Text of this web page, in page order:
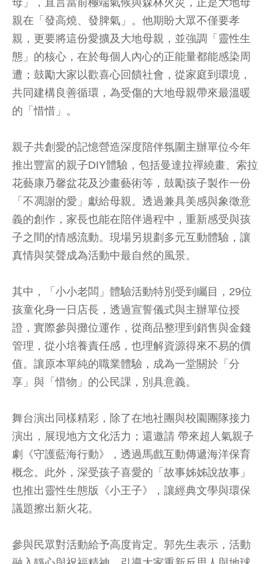
親在「發高燒、發脾氣」。他期盼大眾不僅要孝
親，更要將這份愛擴及大地母親，並強調「靈性生
態」的核心，在於每個人內心的正能量都能感染周
遭；鼓勵大家以歡喜心回饋社會，從家庭到環境，
共同建構良善循環，為受傷的大地母親帶來最溫暖
的「惜惜」。
親子共創愛的記憶營造深度陪伴氛圍主辦單位今年
推出豐富的親子DIY體驗，包括曼達拉禪繞畫、索拉
花藝康乃馨盆花及沙畫藝術等，鼓勵孩子製作一份
「不凋謝的愛」獻給母親。透過兼具美感與象徵意
義的創作，家長也能在陪伴過程中，重新感受與孩
子之間的情感流動。現場另規劃多元互動體驗，讓
真情與笑聲成為活動中最自然的風景。
其中，「小小老闆」體驗活動特別受到矚目，29位
孩童化身一日店長，透過宣誓儀式與主辦單位授
證，實際參與攤位運作，從商品整理到銷售與金錢
管理，從小培養責任感，也理解資源得來不易的價
值。讓原本單純的職業體驗，成為一堂關於「分
享」與「惜物」的公民課，別具意義。
舞台演出同樣精彩，除了在地社團與校園團隊接力
演出，展現地方文化活力；還邀請 帶來超人氣親子
劇《守護藍海行動》，透過馬戲互動傳遞海洋保育
概念。此外，深受孩子喜愛的「故事姊姊說故事」
也推出靈性生態版《小王子》，讓經典文學與環保
議題擦出新火花。
參與民眾對活動給予高度肯定。郭先生表示，活動